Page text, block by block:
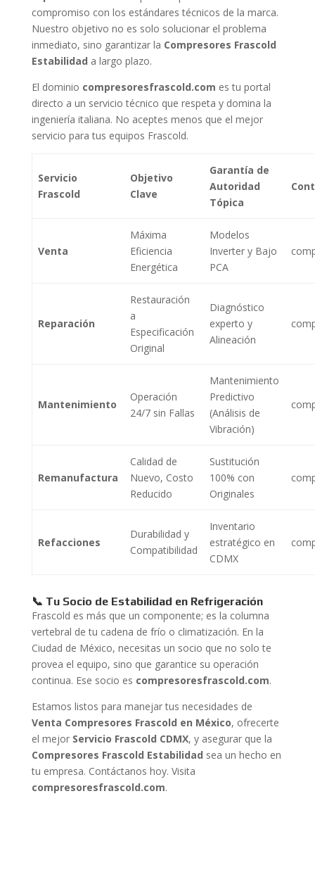
compromiso con los estándares técnicos de la marca.
Nuestro objetivo no es solo solucionar el problema
inmediato, sino garantizar la Compresores Frascold
Estabilidad a largo plazo.
El dominio compresoresfrascold.com es tu portal
directo a un servicio técnico que respeta y domina la
ingeniería italiana. No aceptes menos que el mejor
servicio para tus equipos Frascold.
Servicio
Frascold
Objetivo
Clave
Garantía de
Autoridad
Tópica
Venta
Máxima
Eficiencia
Energética
Modelos
Inverter y Bajo
PCA
Reparación
Restauración
a
Especificación
Original
Diagnóstico
experto y
Alineación
Mantenimiento
Operación
24/7 sin Fallas
Mantenimiento
Predictivo
(Análisis de
Vibración)
Remanufactura
Calidad de
Nuevo, Costo
Reducido
Sustitución
100% con
Originales
Refacciones
Durabilidad y
Compatibilidad
Inventario
estratégico en
CDMX
📞 Tu Socio de Estabilidad en Refrigeración
Frascold es más que un componente; es la columna
vertebral de tu cadena de frío o climatización. En la
Ciudad de México, necesitas un socio que no solo te
provea el equipo, sino que garantice su operación
continua. Ese socio es compresoresfrascold.com.
Estamos listos para manejar tus necesidades de
Venta Compresores Frascold en México, ofrecerte
el mejor Servicio Frascold CDMX, y asegurar que la
Compresores Frascold Estabilidad sea un hecho en
tu empresa. Contáctanos hoy. Visita
compresoresfrascold.com.